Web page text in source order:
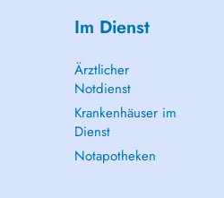
Im Dienst
Ärztlicher
Notdienst
Krankenhäuser im
Dienst
Notapotheken